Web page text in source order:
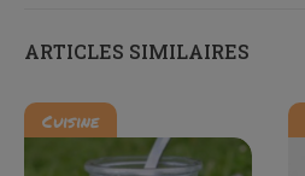
ARTICLES SIMILAIRES
Cuisine